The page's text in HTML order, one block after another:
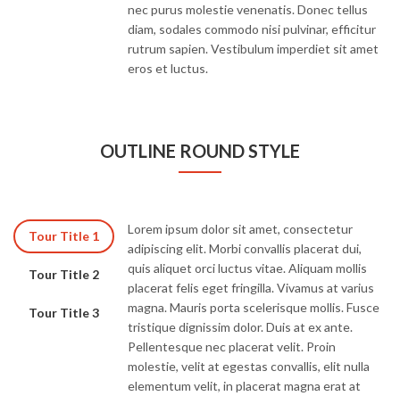
nec purus molestie venenatis. Donec tellus
diam, sodales commodo nisi pulvinar, efficitur
rutrum sapien. Vestibulum imperdiet sit amet
eros et luctus.
OUTLINE ROUND STYLE
Tour Title 1
Tour Title 2
Tour Title 3
Lorem ipsum dolor sit amet, consectetur
adipiscing elit. Morbi convallis placerat dui,
quis aliquet orci luctus vitae. Aliquam mollis
placerat felis eget fringilla. Vivamus at varius
magna. Mauris porta scelerisque mollis. Fusce
tristique dignissim dolor. Duis at ex ante.
Pellentesque nec placerat velit. Proin
molestie, velit at egestas convallis, elit nulla
elementum velit, in placerat magna erat at